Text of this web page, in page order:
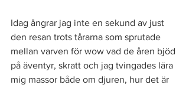
Idag ångrar jag inte en sekund av just
den resan trots tårarna som sprutade
mellan varven för wow vad de åren bjöd
på äventyr, skratt och jag tvingades lära
mig massor både om djuren, hur det är